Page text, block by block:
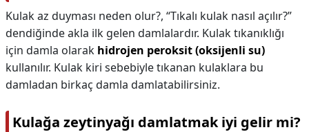
Kulak az duyması neden olur?, “Tıkalı kulak nasıl açılır?”
dendiğinde akla ilk gelen damlalardır. Kulak tıkanıklığı
için damla olarak hidrojen peroksit (oksijenli su)
kullanılır. Kulak kiri sebebiyle tıkanan kulaklara bu
damladan birkaç damla damlatabilirsiniz.
Kulağa zeytinyağı damlatmak iyi gelir mi?